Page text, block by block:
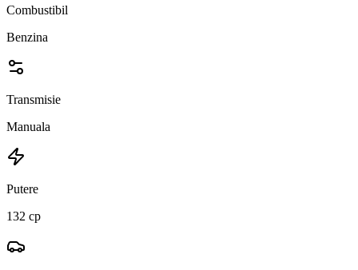
Combustibil
Benzina
Transmisie
Manuala
Putere
132 cp